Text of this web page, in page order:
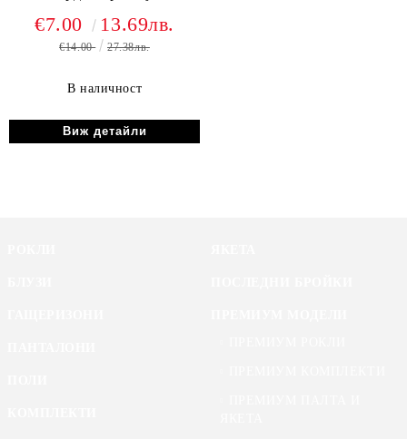
€7.00 13.69лв.
€14.00 27.38лв.
В наличност
Виж детайли